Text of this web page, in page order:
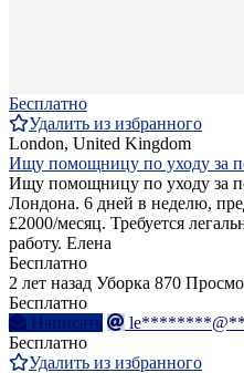
Бесплатно
Удалить из избранного
London, United Kingdom
Ищу помощницу по уходу за
Ищу помощницу по уходу за
Лондона. 6 дней в неделю,
£2000/месяц. Требуется
работу. Елена
Бесплатно
2 лет назад Уборка 870
Бесплатно
Написать
Бесплатно
Удалить из избранного